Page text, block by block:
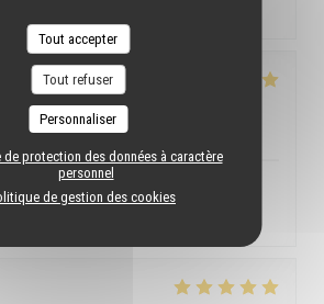
Tout accepter
Tout refuser
Personnaliser
protection des données à caractère
personnel
de gestion des cookies
3
5 /5 Cuisine: 5/5 Qualité / Prix
We love the maninhos. One negative
people come in.